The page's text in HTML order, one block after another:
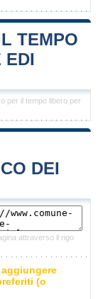
TEMPO
EDI
per il tempo libero per
DEI
attraverso il rigo
(o